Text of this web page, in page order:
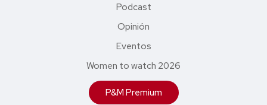
Podcast
Opinión
Eventos
Women to watch 2026
P&M Premium